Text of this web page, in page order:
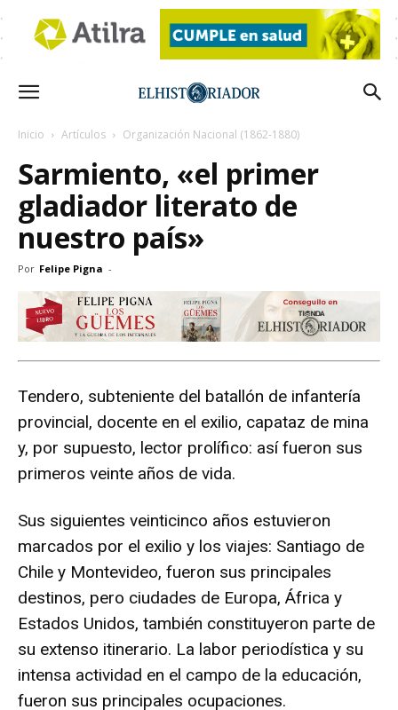
Inicio Artículos Organización Nacional (1862-1880)
Sarmiento, «el primer
gladiador literato de
nuestro país»
Por Felipe Pigna -
Tendero, subteniente del batallón de infantería
provincial, docente en el exilio, capataz de mina
y, por supuesto, lector prolífico: así fueron sus
primeros veinte años de vida.
Sus siguientes veinticinco años estuvieron
marcados por el exilio y los viajes: Santiago de
Chile y Montevideo, fueron sus principales
destinos, pero ciudades de Europa, África y
Estados Unidos, también constituyeron parte de
su extenso itinerario. La labor periodística y su
intensa actividad en el campo de la educación,
fueron sus principales ocupaciones.